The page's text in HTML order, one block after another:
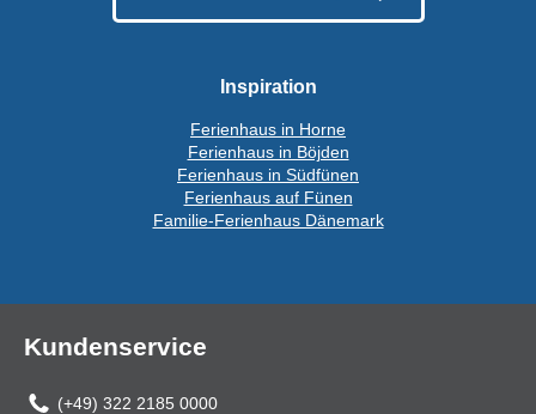
Inspiration
Ferienhaus in Horne
Ferienhaus in Böjden
Ferienhaus in Südfünen
Ferienhaus auf Fünen
Familie-Ferienhaus Dänemark
Kundenservice
(+49) 322 2185 0000